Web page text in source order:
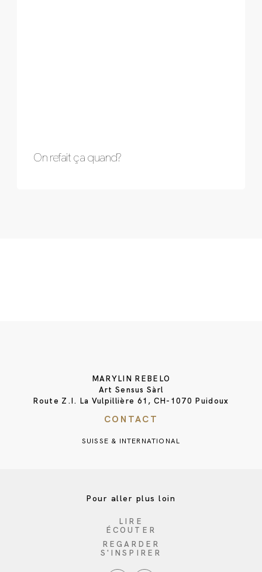
On refait ça quand?
MARYLIN REBELO
Art Sensus Sàrl
Route Z.I. La Vulpillière 61, CH-1070 Puidoux
CONTACT
SUISSE & INTERNATIONAL
Pour aller plus loin
LIRE
ÉCOUTER
REGARDER
S'INSPIRER